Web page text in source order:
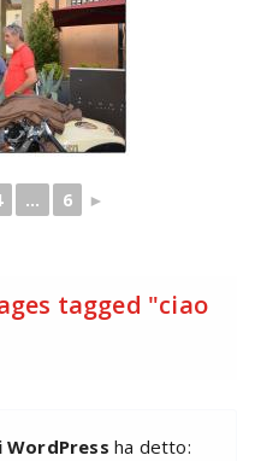
... 6 ►
tagged "ciao
ha detto: